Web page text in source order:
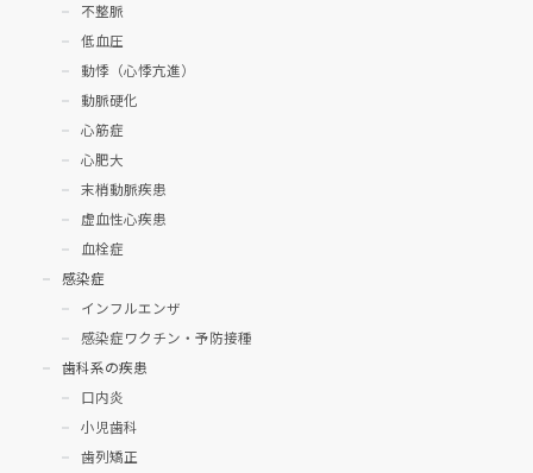
不整脈
低血圧
動悸（心悸亢進）
動脈硬化
心筋症
心肥大
末梢動脈疾患
虚血性心疾患
血栓症
感染症
インフルエンザ
感染症ワクチン・予防接種
歯科系の疾患
口内炎
小児歯科
歯列矯正